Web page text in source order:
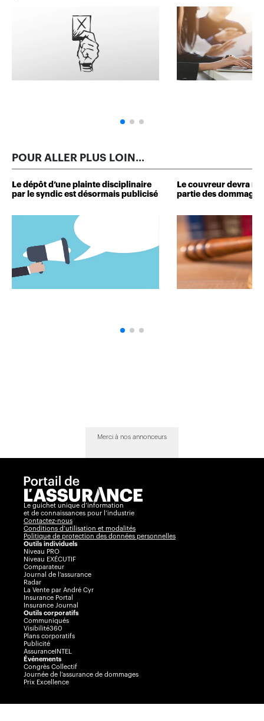
POUR ALLER PLUS LOIN...
Le dépôt d’une plainte disciplinaire
par le syndic est désormais publicisé
Le couvreur devra
partie des dommages
Merci à nos annonceurs
Le guichet unique d’information
et de connaissances pour l’industrie
Contactez-nous
Conditions d’utilisation et modalités
Politique de protection des données personnelles
Outils individuels
Niveau PRO
Niveau EXÉCUTIF
Comparateur
Journal de l’assurance
Radar
La Vente par André Cyr
Insurance Portal
Insurance Journal
Outils corporatifs
Communiqués
Visibilité360
Plans corporatifs
Publicité
AssuranceINTEL
Événements
Congrès Collectif
Journée de l’assurance de dommages
Prix Excellence